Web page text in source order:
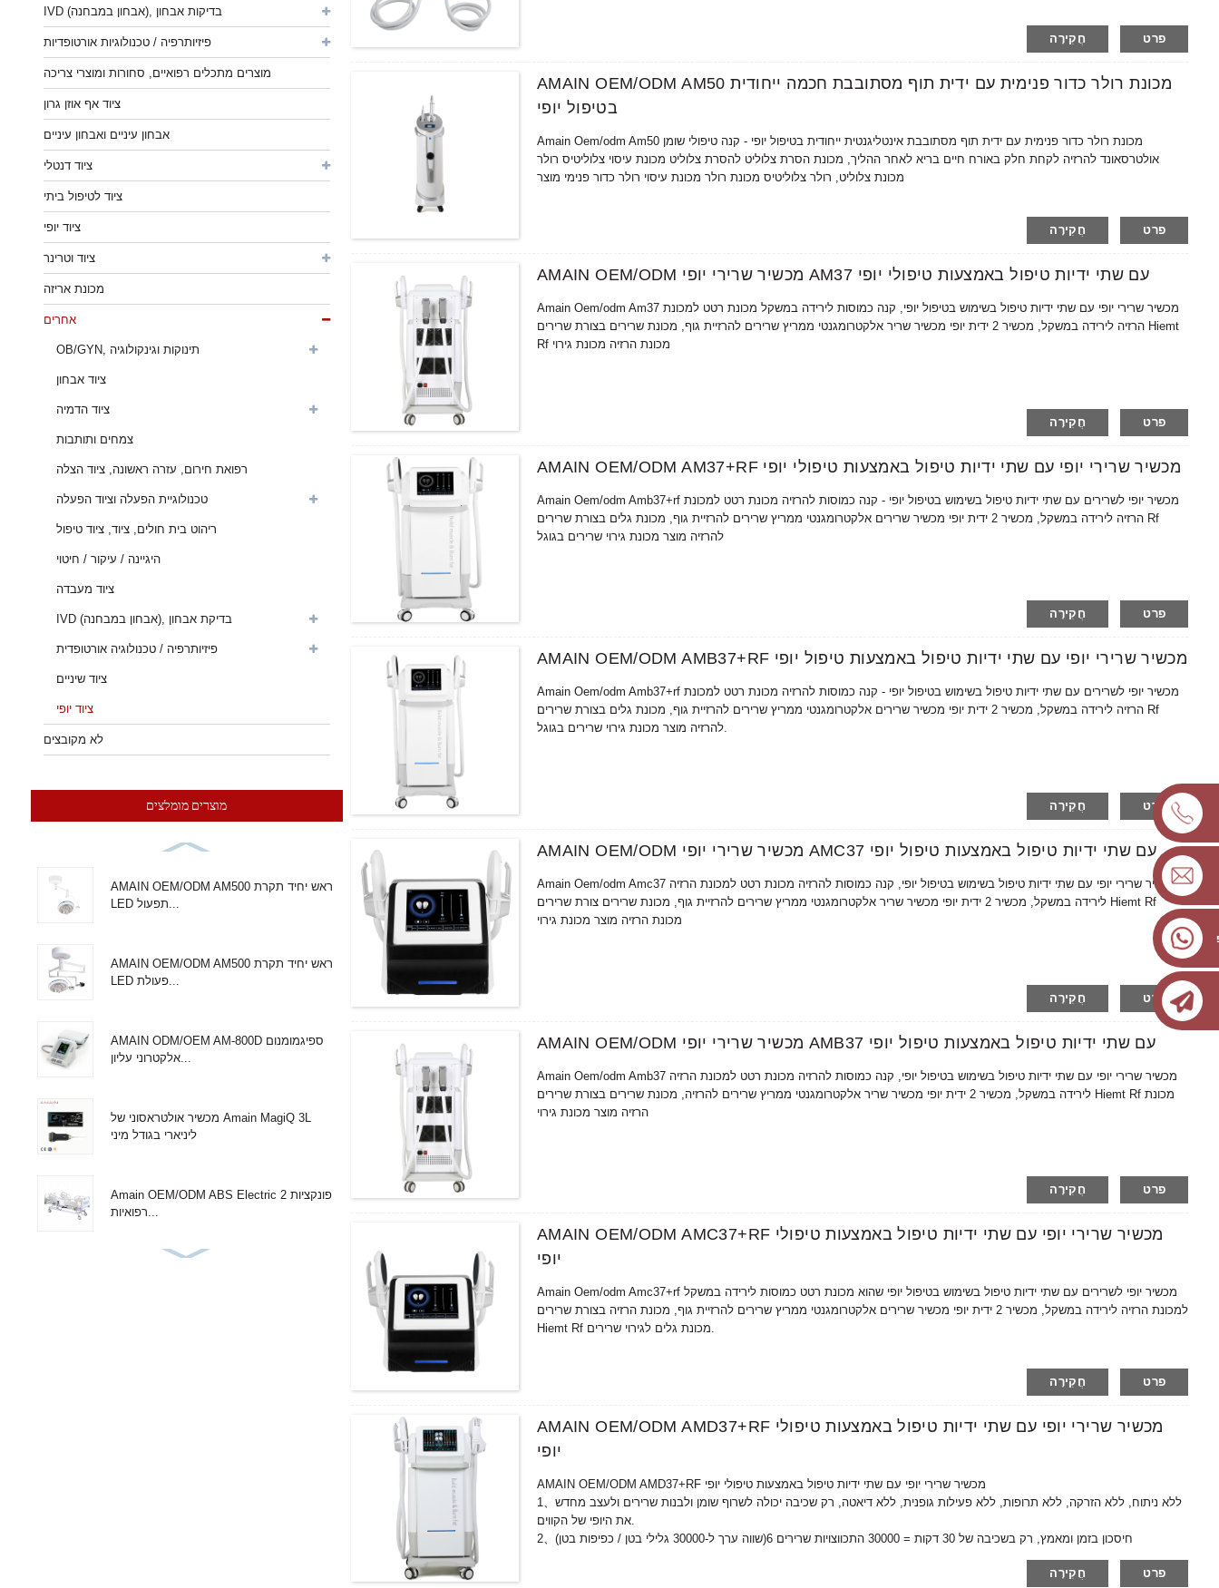
IVD (אבחון במבחנה), בדיקות אבחון
פיזיותרפיה / טכנולוגיות אורטופדיות
מוצרים מתכלים רפואיים, סחורות ומוצרי צריכה
ציוד אף אוזן גרון
אבחון עיניים ואבחון עיניים
ציוד דנטלי
ציוד לטיפול ביתי
ציוד יופי
ציוד וטרינר
מכונת אריזה
אחרים
OB/GYN, תינוקות וגינקולוגיה
ציוד אבחון
ציוד הדמיה
צמחים ותותבות
רפואת חירום, עזרה ראשונה, ציוד הצלה
טכנולוגיית הפעלה וציוד הפעלה
ריהוט בית חולים, ציוד, ציוד טיפול
היגיינה / עיקור / חיטוי
ציוד מעבדה
IVD (אבחון במבחנה), בדיקת אבחון
פיזיותרפיה / טכנולוגיה אורטופדית
ציוד שיניים
ציוד יופי
לא מקובצים
מוצרים מומלצים
AMAIN OEM/ODM AM500 ראש יחיד תקרת
LED תפעול...
AMAIN OEM/ODM AM500 ראש יחיד תקרת
LED פעולת...
AMAIN ODM/OEM AM-800D ספיגמומנום
אלקטרוני עליון...
מכשיר אולטראסוני של Amain MagiQ 3L
ליניארי בגודל מיני
Amain OEM/ODM ABS Electric 2 פונקציות
רפואיות...
חֲקִירָה פרט
AMAIN OEM/ODM AM50 מכונת רולר כדור פנימית עם ידית תוף מסתובבת חכמה ייחודית
בטיפול יופי
Amain Oem/odm Am50 מכונת רולר כדור פנימית עם ידית תוף מסתובבת אינטליגנטית ייחודית בטיפול יופי - קנה טיפולי שומן
אולטרסאונד להרזיה לקחת חלק באורח חיים בריא לאחר ההליך, מכונת הסרת צלוליט להסרת צלוליט מכונת עיסוי צלוליטיס רולר
מכונת צלוליט, רולר צלוליטיס מכונת רולר מכונת עיסוי רולר כדור פנימי מוצר
חֲקִירָה פרט
AMAIN OEM/ODM מכשיר שרירי יופי AM37 עם שתי ידיות טיפול באמצעות טיפולי יופי
Amain Oem/odm Am37 מכשיר שרירי יופי עם שתי ידיות טיפול בשימוש בטיפול יופי, קנה כמוסות לירידה במשקל מכונת רטט למכונת
הרזיה לירידה במשקל, מכשיר 2 ידית יופי מכשיר שריר אלקטרומגנטי ממריץ שרירים להרזיית גוף, מכונת שרירים בצורת שרירים Hiemt
Rf מכונת הרזיה מכונת גירוי
חֲקִירָה פרט
AMAIN OEM/ODM AM37+RF מכשיר שרירי יופי עם שתי ידיות טיפול באמצעות טיפולי יופי
Amain Oem/odm Amb37+rf מכשיר יופי לשרירים עם שתי ידיות טיפול בשימוש בטיפול יופי - קנה כמוסות להרזיה מכונת רטט למכונת
הרזיה לירידה במשקל, מכשיר 2 ידית יופי מכשיר שרירים אלקטרומגנטי ממריץ שרירים להרזיית גוף, מכונת גלים בצורת שרירים Rf
להרזיה מוצר מכונת גירוי שרירים בגוגל
חֲקִירָה פרט
AMAIN OEM/ODM AMB37+RF מכשיר שרירי יופי עם שתי ידיות טיפול באמצעות טיפול יופי
Amain Oem/odm Amb37+rf מכשיר יופי לשרירים עם שתי ידיות טיפול בשימוש בטיפול יופי - קנה כמוסות להרזיה מכונת רטט למכונת
הרזיה לירידה במשקל, מכשיר 2 ידית יופי מכשיר שרירים אלקטרומגנטי ממריץ שרירים להרזיית גוף, מכונת גלים בצורת שרירים Rf
להרזיה מוצר מכונת גירוי שרירים בגוגל.
חֲקִירָה פרט
AMAIN OEM/ODM מכשיר שרירי יופי AMC37 עם שתי ידיות טיפול באמצעות טיפול יופי
Amain Oem/odm Amc37 מכשיר שרירי יופי עם שתי ידיות טיפול בשימוש בטיפול יופי, קנה כמוסות להרזיה מכונת רטט למכונת הרזיה
לירידה במשקל, מכשיר 2 ידית יופי מכשיר שריר אלקטרומגנטי ממריץ שרירים להרזיית גוף, מכונת שרירים צורת שרירים Hiemt Rf
מכונת הרזיה מוצר מכונת גירוי
חֲקִירָה פרט
AMAIN OEM/ODM מכשיר שרירי יופי AMB37 עם שתי ידיות טיפול באמצעות טיפול יופי
Amain Oem/odm Amb37 מכשיר שרירי יופי עם שתי ידיות טיפול בשימוש בטיפול יופי, קנה כמוסות להרזיה מכונת רטט למכונת הרזיה
לירידה במשקל, מכשיר 2 ידית יופי מכשיר שריר אלקטרומגנטי ממריץ שרירים להרזיה, מכונת שרירים בצורת שרירים Hiemt Rf מכונת
הרזיה מוצר מכונת גירוי
חֲקִירָה פרט
AMAIN OEM/ODM AMC37+RF מכשיר שרירי יופי עם שתי ידיות טיפול באמצעות טיפולי
יופי
Amain Oem/odm Amc37+rf מכשיר יופי לשרירים עם שתי ידיות טיפול בשימוש בטיפול יופי שהוא מכונת רטט כמוסות לירידה במשקל
למכונת הרזיה לירידה במשקל, מכשיר 2 ידית יופי מכשיר שרירים אלקטרומגנטי ממריץ שרירים להרזיית גוף, מכונת הרזיה בצורת שרירים
Hiemt Rf מכונת גלים לגירוי שרירים.
חֲקִירָה פרט
AMAIN OEM/ODM AMD37+RF מכשיר שרירי יופי עם שתי ידיות טיפול באמצעות טיפולי
יופי
AMAIN OEM/ODM AMD37+RF מכשיר שרירי יופי עם שתי ידיות טיפול באמצעות טיפולי יופי
1、ללא ניתוח, ללא הזרקה, ללא תרופות, ללא פעילות גופנית, ללא דיאטה, רק שכיבה יכולה לשרוף שומן ולבנות שרירים ולעצב מחדש
את היופי של הקווים.
2、חיסכון בזמן ומאמץ, רק בשכיבה של 30 דקות = 30000 התכווצויות שרירים 6(שווה ערך ל-30000 גלילי בטן / כפיפות בטן)
חֲקִירָה פרט